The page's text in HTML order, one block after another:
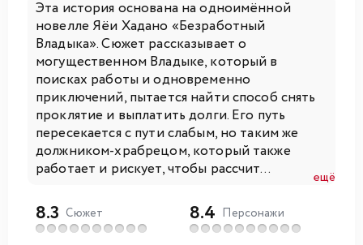
Эта история основана на одноимённой
новелле Яёи Хадано «Безработный
Владыка». Сюжет рассказывает о
могущественном Владыке, который в
поисках работы и одновременно
приключений, пытается найти способ снять
проклятие и выплатить долги. Его путь
пересекается с пути слабым, но таким же
должником-храбрецом, который также
работает и рискует, чтобы рассчит...
ещё
8.3 Сюжет 8.4 Персонажи